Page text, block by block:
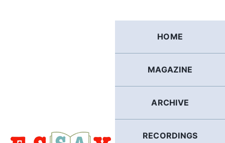
HOME
MAGAZINE
ARCHIVE
RECORDINGS